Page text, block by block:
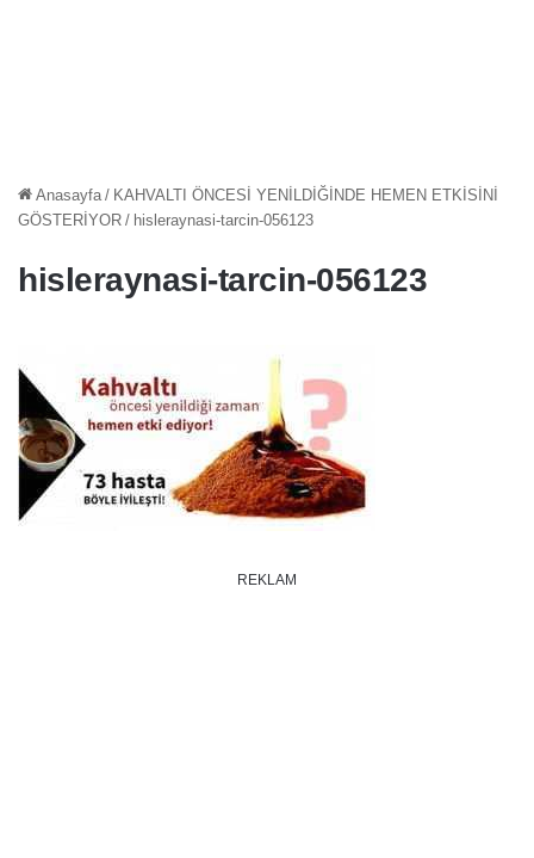
Anasayfa / KAHVALTI ÖNCESİ YENİLDİĞİNDE HEMEN ETKİSİNİ
GÖSTERİYOR / hisleraynasi-tarcin-056123
hisleraynasi-tarcin-056123
REKLAM